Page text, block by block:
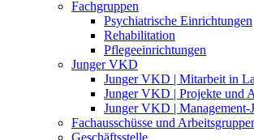
Fachgruppen
Psychiatrische Einrichtungen
Rehabilitation
Pflegeeinrichtungen
Junger VKD
Junger VKD | Mitarbeit in
Junger VKD | Projekte und
Junger VKD | Management-
Fachausschüsse und
Geschäftsstelle